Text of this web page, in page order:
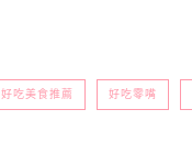
好吃美食推薦 好吃零嘴